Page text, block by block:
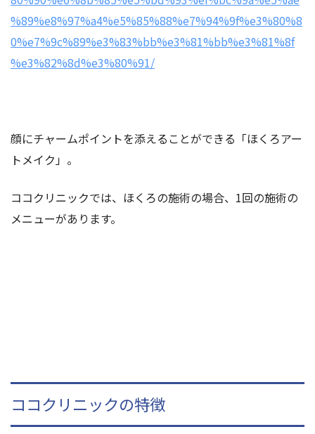
%89%e8%97%a4%e5%85%88%e7%94%9f%e3%80%8
0%e7%9c%89%e3%83%bb%e3%81%bb%e3%81%8f
%e3%82%8d%e3%80%91/
顔にチャームポイントを添えることができる「ほくろアー
トメイク」。
ココクリニックでは、ほくろの施術の場合、1回の施術の
メニューがあります。
ココクリニックの特徴